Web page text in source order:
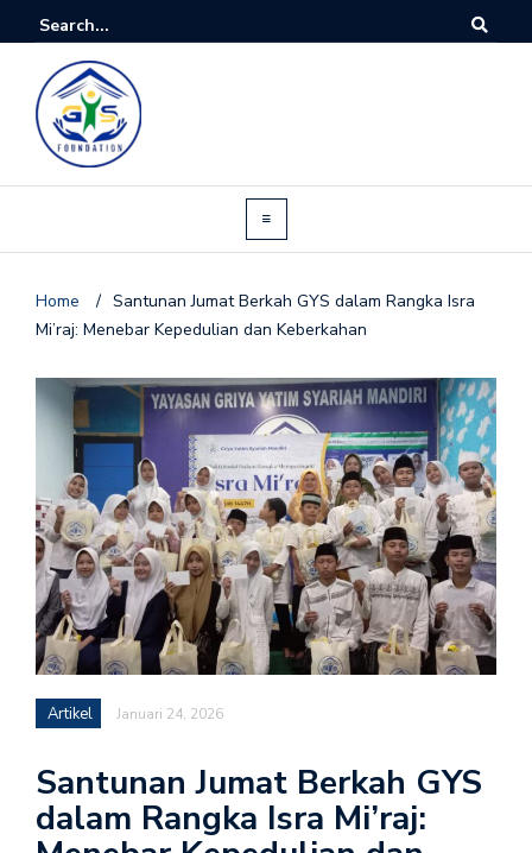
Home / Santunan Jumat Berkah GYS dalam Rangka Isra
Mi’raj: Menebar Kepedulian dan Keberkahan
Artikel Januari 24, 2026
Santunan Jumat Berkah GYS
dalam Rangka Isra Mi’raj: